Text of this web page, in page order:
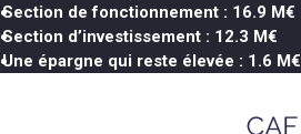
Section de fonctionnement : 16.9 M€
Section d’investissement : 12.3 M€
Une épargne qui reste élevée : 1.6 M€